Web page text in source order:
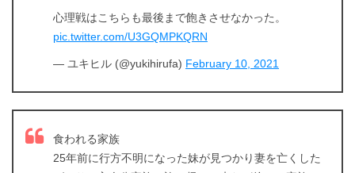
出典:U-NEXT
心理戦はこちらも最後まで飽きさせなかった。
pic.twitter.com/U3GQMPKQRN
— ユキヒル (@yukihirufa) February 10, 2021
食われる家族
25年前に行方不明になった妹が見つかり妻を亡くした